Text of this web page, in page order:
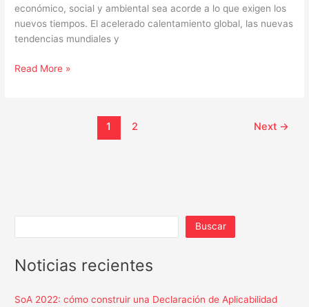
económico, social y ambiental sea acorde a lo que exigen los
nuevos tiempos. El acelerado calentamiento global, las nuevas
tendencias mundiales y
Read More »
1 2 Next →
Buscar
Noticias recientes
SoA 2022: cómo construir una Declaración de Aplicabilidad